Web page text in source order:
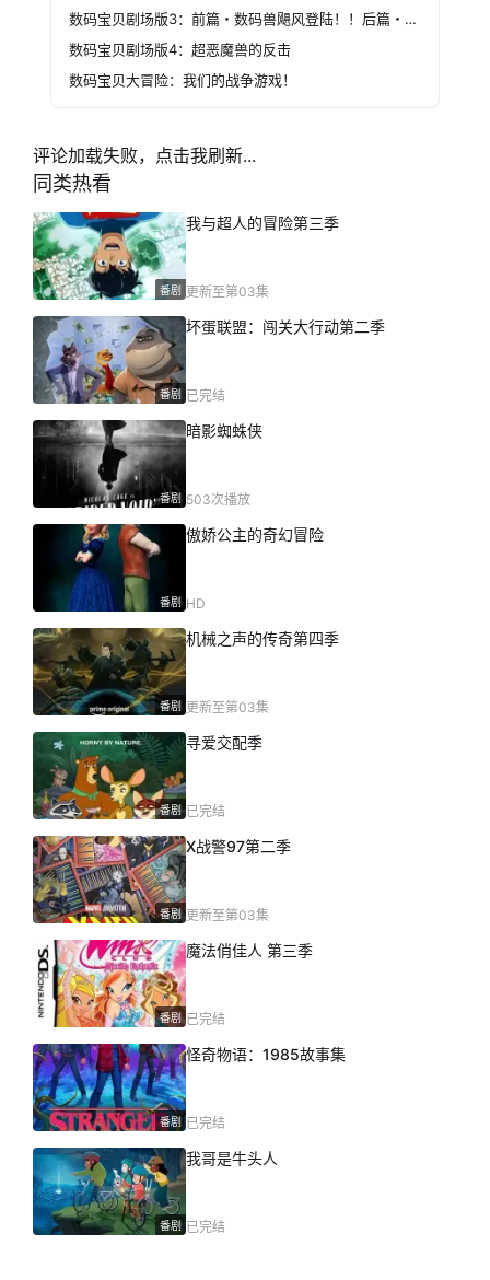
数码宝贝剧场版3：前篇・数码兽飓风登陆！！后篇・超绝进化！
数码宝贝剧场版4：超恶魔兽的反击
数码宝贝大冒险：我们的战争游戏！
评论加载失败，点击我刷新...
同类热看
番剧
我与超人的冒险第三季
更新至第03集
番剧
坏蛋联盟：闯关大行动第二季
已完结
番剧
暗影蜘蛛侠
503次播放
番剧
傲娇公主的奇幻冒险
HD
番剧
机械之声的传奇第四季
更新至第03集
番剧
寻爱交配季
已完结
番剧
X战警97第二季
更新至第03集
番剧
魔法俏佳人 第三季
已完结
番剧
怪奇物语：1985故事集
已完结
番剧
我哥是牛头人
已完结